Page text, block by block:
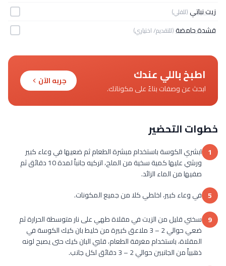
زيت نباتي (للقلي)
قشدة حامضة(للتقديم/ اختياري)
اطبخ باللي عندك
ابحث عن وصفات بناءً على مكوناتك.
جربه الآن
خطوات التحضير
1 ابشري الكوسة باستخدام مبشرة الطعام ثم ضعيها في وعاء كبير
ورشي عليها كمية سخية من الملح، اتركيه جانباً لمدة 10 دقائق ثم
صفيها من الماء الزائد.
5 في وعاء كبير، اخلطي كلا من جميع المكونات.
9 سخني قليل من الزيت في مقلاة طهي على نار متوسطة الحرارة ثم
ضعي حوالي 2 – 3 ملاعق كبيرة من خليط بان كيك الكوسة في
المقلاة، باستخدام مغرفة الطعام، قلبي البان كيك حتى يصبح لونه
ذهبياً من الجانبين حوالي 2 – 3 دقائق لكل جانب.